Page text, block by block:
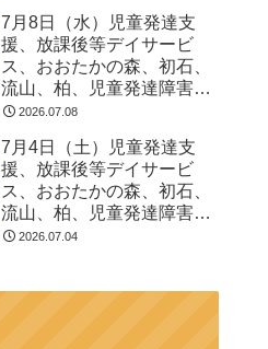
る 発達障害 放デイ 自
閉症 ADHD アスペルガ
ー症候
7月8日（水）児童発達支
援、放課後等デイサービ
ス、おおたかの森、初石、
流山、柏、児童発達障害
運動療育 柳沢運動プログ
る 発達障害 放デイ 自
閉症 ADHD アスペルガ
ー症候
2026.07.08
7月4日（土）児童発達支
援、放課後等デイサービ
ス、おおたかの森、初石、
流山、柏、児童発達障害
運動療育 柳沢運動プログ
2026.07.04